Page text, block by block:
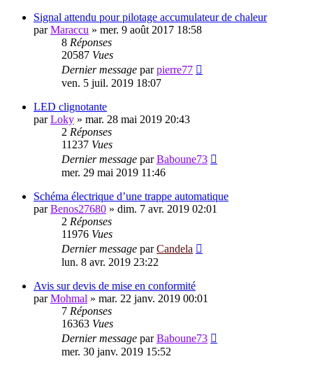
Signal attendu pour pilotage accumulateur de chaleur
parMaraccu » mer. 9 août 2017 18:58
8 Réponses
20587 Vues
Dernier message parpierre77
ven. 5 juil. 2019 18:07
LED clignotante
parLoky » mar. 28 mai 2019 20:43
2 Réponses
11237 Vues
Dernier message parBaboune73
mer. 29 mai 2019 11:46
Schéma électrique d’une trappe automatique
parBenos27680 » dim. 7 avr. 2019 02:01
2 Réponses
11976 Vues
Dernier message parCandela
lun. 8 avr. 2019 23:22
Avis sur devis de mise en conformité
parMohmal » mar. 22 janv. 2019 00:01
7 Réponses
16363 Vues
Dernier message parBaboune73
mer. 30 janv. 2019 15:52